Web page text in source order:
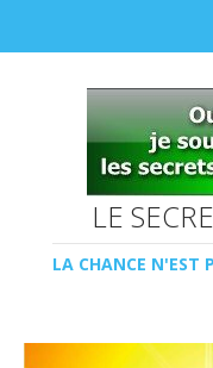
LE
LA CHANCE N'EST